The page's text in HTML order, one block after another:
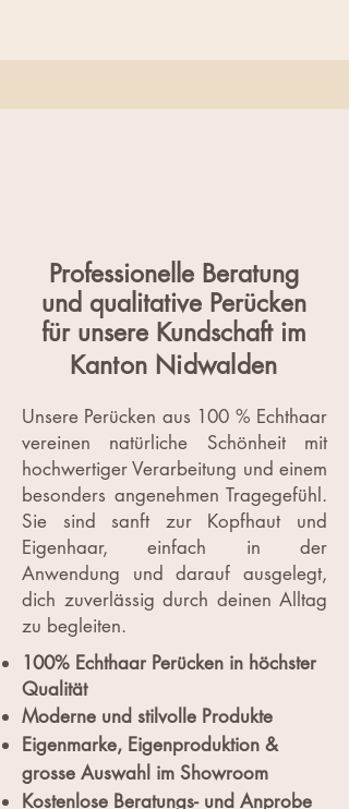
Professionelle Beratung
und qualitative Perücken
für unsere Kundschaft im
Kanton Nidwalden
Unsere Perücken aus 100 % Echthaar
vereinen natürliche Schönheit mit
hochwertiger Verarbeitung und einem
besonders angenehmen Tragegefühl.
Sie sind sanft zur Kopfhaut und
Eigenhaar, einfach in der
Anwendung und darauf ausgelegt,
dich zuverlässig durch deinen Alltag
zu begleiten.
100% Echthaar Perücken in höchster
Qualität
Moderne und stilvolle Produkte
Eigenmarke, Eigenproduktion &
grosse Auswahl im Showroom
Kostenlose Beratungs- und Anprobe